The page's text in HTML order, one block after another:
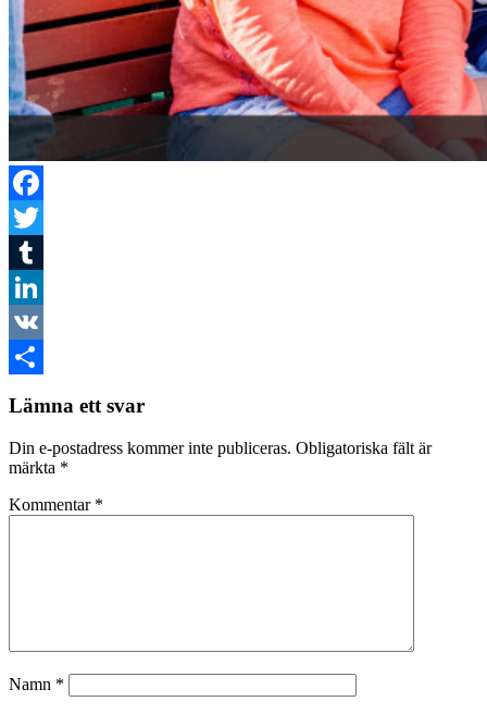
Facebook
Twitter
Tumblr
LinkedIn
VK
Lämna ett svar
Din e-postadress kommer inte publiceras. Obligatoriska fält är
märkta *
Kommentar *
Namn *